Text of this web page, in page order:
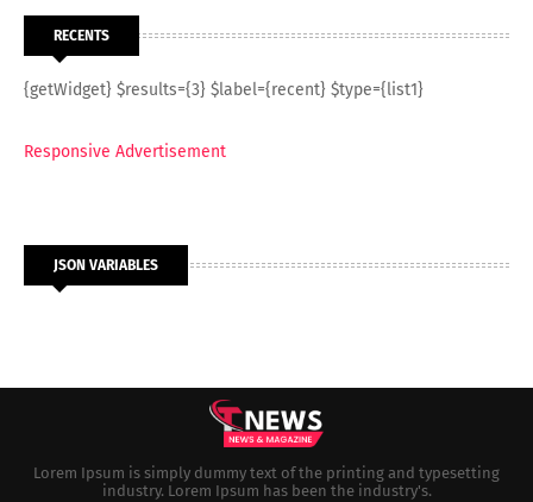
RECENTS
{getWidget} $results={3} $label={recent} $type={list1}
Responsive Advertisement
JSON VARIABLES
Lorem Ipsum is simply dummy text of the printing and typesetting
industry. Lorem Ipsum has been the industry's.